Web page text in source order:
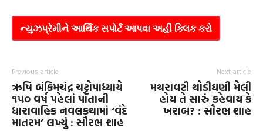
ન્યુઝપ્રેમીને આર્થિક સપોર્ટ આપવા અહીં ક્લિક કરો
Previous article
ઋષિ બંકિમચંદ્ર ચટ્ટોપાધ્યાયે
૧૫૦ વર્ષ પહેલાં પોતાની
ધારાવાહિક નવલકથામાં ‘વંદે
માતરમ’ લખ્યું : સૌરભ શાહ
Next article
મથરાવટી થોડીઘણી મેલી
હોય તે સારું કહેવાય કે
ખરાબ? : સૌરભ શાહ